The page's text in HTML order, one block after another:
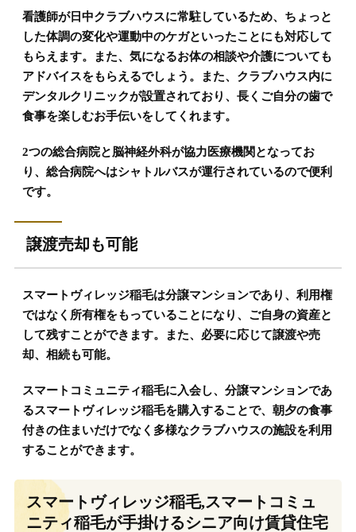
看護師が日中クラブハウスに常駐しているため、ちょっと
した体調の変化や運動中のケガといったことにも対応して
もらえます。また、気になるお体の相談や介護についても
アドバイスをもらえるでしょう。また、クラブハウス内に
デンタルクリニックが設置されており、長くご自分の歯で
食事を楽しむお手伝いをしてくれます。
2つの総合病院と脳神経外科が協力医療機関となってお
り、総合病院へはシャトルバスが運行されているので便利
です。
譲渡売却も可能
スマートヴィレッジ稲毛は分譲マンションであり、利用権
ではなく所有権をもっていることになり、ご自身の資産と
して残すことができます。また、必要に応じて譲渡や売
却、相続も可能。
スマートコミュニティ稲毛に入会し、分譲マンションであ
るスマートヴィレッジ稲毛を購入することで、朝夕の食事
付きの住まいだけでなく多様なクラブハウスの施設を利用
することができます。
スマートヴィレッジ稲毛,スマートコミュ
ニティ稲毛が手掛けるシニア向け賃貸住宅